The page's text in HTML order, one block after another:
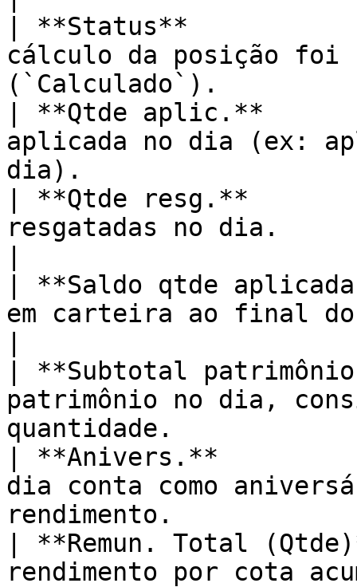
| **Status**
cálculo da posição foi
(`Calculado`).
| **Qtde aplic.**
aplicada no dia (ex:
dia).
| **Qtde resg.**
resgatadas no dia.
| **Saldo qtde
em carteira ao final
| **Subtotal
patrimônio no dia,
quantidade.
| **Anivers.**
dia conta como
rendimento.
| **Remun. Total
rendimento por cota